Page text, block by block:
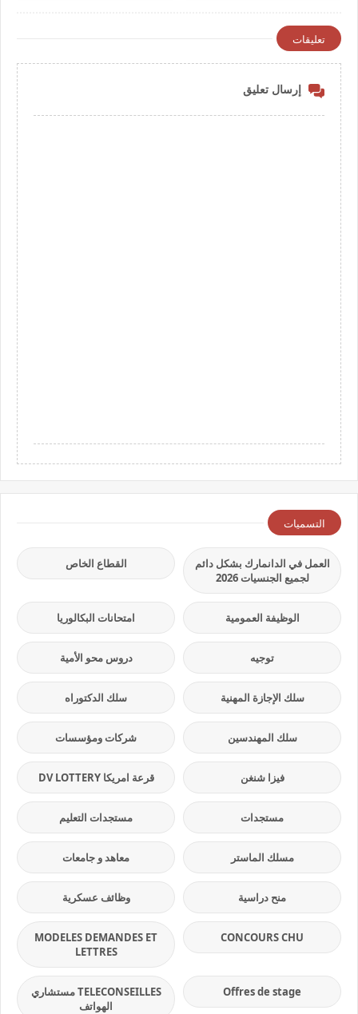
تعليقات
إرسال تعليق
التسميات
العمل في الدانمارك بشكل دائم
لجميع الجنسيات 2026
القطاع الخاص
الوظيفة العمومية امتحانات البكالوريا
توجيه دروس محو الأمية
سلك الإجازة المهنية سلك الدكتوراه
سلك المهندسين شركات ومؤسسات
فيزا شنغن قرعة امريكا DV LOTTERY
مستجدات مستجدات التعليم
مسلك الماستر معاهد و جامعات
منح دراسية وظائف عسكرية
CONCOURS CHU
MODELES DEMANDES ET
LETTRES
Offres de stage
TELECONSEILLES مستشاري
الهواتف